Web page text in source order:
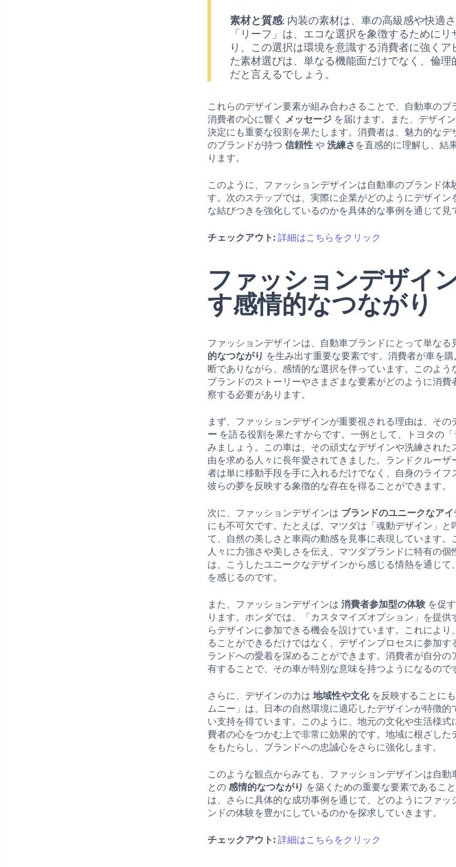
素材と質感: 内装の素材は、車の高級感や快適
「リーフ」は、エコな選択を象徴するために
り、この選択は環境を意識する消費者に強く
た素材選びは、単なる機能面だけでなく、倫
だと言えるでしょう。
これらのデザイン要素が組み合わさることで、自動車のブ
消費者の心に響く
メッセージ を届けます。また、デザイ
決定にも重要な役割を果たします。消費者は、魅力的なデ
のブランドが持つ信頼性 や洗練さ を直感的に理解し、結
ります。
このように、ファッションデザインは自動車のブランド
す。次のステップでは、実際に企業がどのようにデザイン
な結びつきを強化しているのかを具体的な事例を通じて見
チェックアウト: 詳細はこちらをクリック
ファッションデザイ
す感情的なつながり
ファッションデザインは、自動車ブランドにとって単な
的なつながり を生み出す重要な要素です。消費者が車を
断でありながら、感情的な選択を伴っています。このよう
ブランドのストーリーやさまざまな要素がどのように消
察する必要があります。
まず、ファッションデザインが重要視される理由は、その
ー を語る役割を果たすからです。一例として、トヨタの
みましょう。この車は、その頑丈なデザインや洗練された
由を求める人々に長年愛されてきました。ランドクルー
者は単に移動手段を手に入れるだけでなく、自身のライフ
彼らの夢を反映する象徴的な存在を得ることができます。
次に、ファッションデザインは ブランドのユニークなア
にも不可欠です。たとえば、マツダは「魂動デザイン」と
て、自然の美しさと車両の動感を見事に表現しています
人々に力強さや美しさを伝え、マツダブランドに特有の
は、こうしたユニークなデザインから感じる情熱を通じて
を感じるのです。
また、ファッションデザインは消費者参加型の体験 を促
ります。ホンダでは、「カスタマイズオプション」を提供
らデザインに参加できる機会を設けています。これによ
ることができるだけではなく、デザインプロセスに参加
ランドへの愛着を深めることができます。消費者が自分
有することで、その車が特別な意味を持つようになるので
さらに、デザインの力は地域性や文化を反映することに
ムニー」は、日本の自然環境に適応したデザインが特徴
い支持を得ています。このように、地元の文化や生活様式
費者の心をつかむ上で非常に効果的です。地域に根ざした
をもたらし、ブランドへの忠誠心をさらに強化します。
このような観点からみても、ファッションデザインは自
との感情的なつながり を築くための重要な要素であるこ
は、さらに具体的な成功事例を通じて、どのようにファッ
ンドの体験を豊かにしているのかを探求していきます。
チェックアウト: 詳細はこちらをクリック